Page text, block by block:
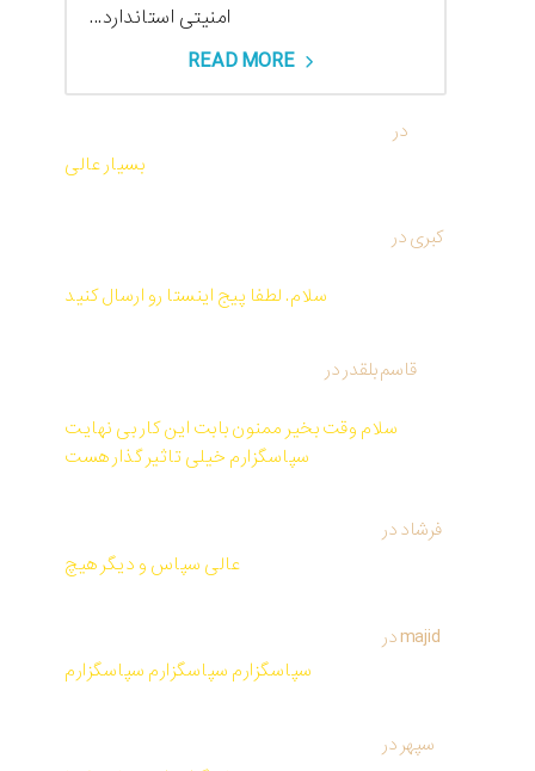
امنیتی استاندارد...
READ MORE
در
بسیار عالی
کبریدر
سلام. لطفا پیج اینستا رو ارسال کنید
قاسم بلقدردر
سلام وقت بخیر ممنون بابت این کار بی نهایت
سپاسگزارم خیلی تاثیر گذار هست
فرشاددر
عالی سپاس و دیگر هیچ
majidدر
سپاسگزارم سپاسگزارم سپاسگزارم
سپهر در